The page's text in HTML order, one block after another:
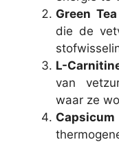
Green
die de
L-
van
waar ze